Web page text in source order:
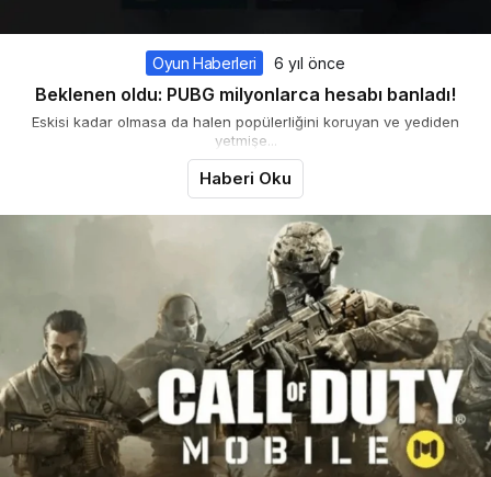
Oyun Haberleri 6 yıl önce
Beklenen oldu: PUBG milyonlarca hesabı banladı!
Eskisi kadar olmasa da halen popülerliğini koruyan ve yediden
yetmişe...
Haberi Oku